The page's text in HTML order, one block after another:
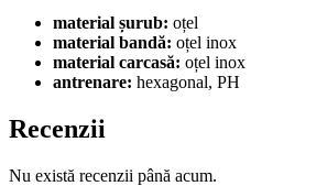
material șurub: oțel
material bandă: oțel inox
material carcasă: oțel inox
antrenare: hexagonal, PH
Recenzii
Nu există recenzii până acum.